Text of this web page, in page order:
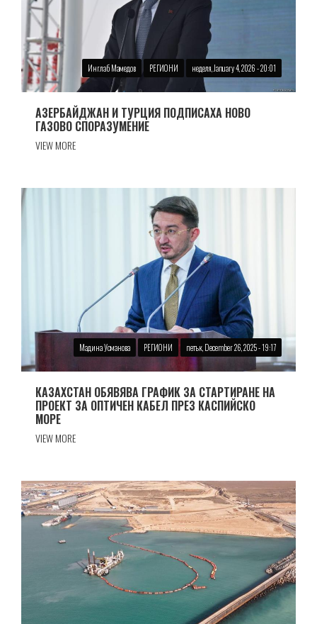
Инглаб Мамедов РЕГИОНИ неделя, January 4, 2026 - 20:01
АЗЕРБАЙДЖАН И ТУРЦИЯ ПОДПИСАХА НОВО
ГАЗОВО СПОРАЗУМЕНИЕ
VIEW MORE
Мадина Усманова РЕГИОНИ петък, December 26, 2025 - 19:17
КАЗАХСТАН ОБЯВЯВА ГРАФИК ЗА СТАРТИРАНЕ НА
ПРОЕКТ ЗА ОПТИЧЕН КАБЕЛ ПРЕЗ КАСПИЙСКО
МОРЕ
VIEW MORE